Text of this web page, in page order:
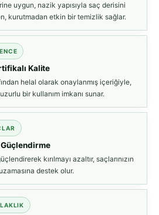
uygun, nazik yapısıyla saç derisini
kurutmadan etkin bir temizlik sağlar.
Kalite
helal olarak onaylanmış içeriğiyle,
bir kullanım imkanı sunar.
kırılmayı azaltır, saçlarınızın
destek olur.